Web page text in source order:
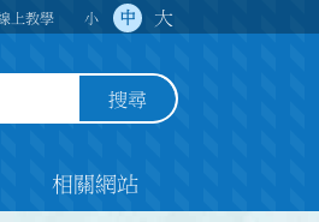
上教學 小 中 大
搜尋
相關網站